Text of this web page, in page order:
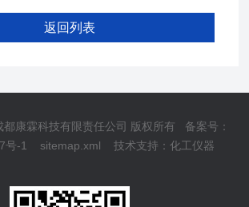
返回列表
康霖科技有限责任公司 版权所有 备案号：
号-1
sitemap.xml 技术支持：化工仪器